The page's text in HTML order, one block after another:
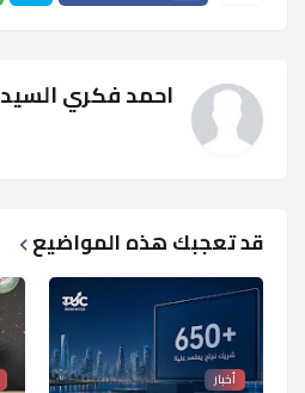
احمد فكري السيد
قد تعجبك هذه المواضيع
أخبار